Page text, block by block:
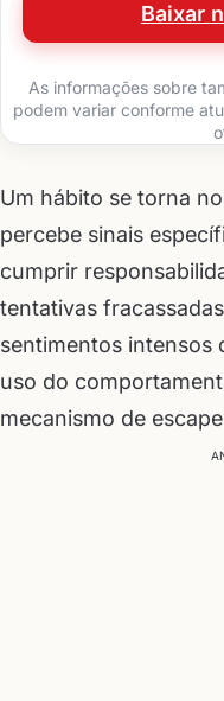
Baixar
As informações sobre
podem variar conforme
Um hábito se torna
percebe sinais
cumprir
tentativas
sentimentos intensos
uso do
mecanismo de